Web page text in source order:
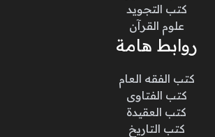
كتب التجويد
علوم القرآن
روابط هامة
كتب الفقه العام
كتب الفتاوى
كتب العقيدة
كتب التاريخ